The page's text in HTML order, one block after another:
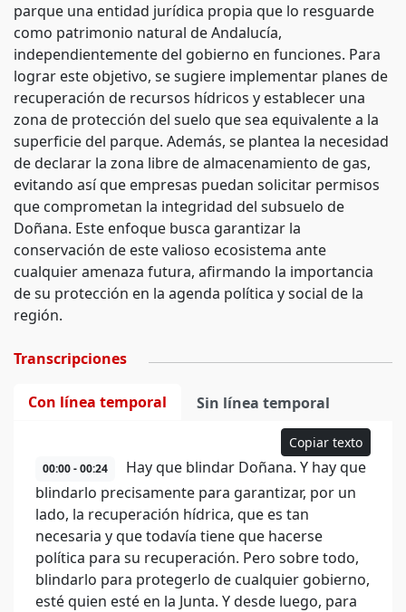
parque una entidad jurídica propia que lo resguarde
como patrimonio natural de Andalucía,
independientemente del gobierno en funciones. Para
lograr este objetivo, se sugiere implementar planes de
recuperación de recursos hídricos y establecer una
zona de protección del suelo que sea equivalente a la
superficie del parque. Además, se plantea la necesidad
de declarar la zona libre de almacenamiento de gas,
evitando así que empresas puedan solicitar permisos
que comprometan la integridad del subsuelo de
Doñana. Este enfoque busca garantizar la
conservación de este valioso ecosistema ante
cualquier amenaza futura, afirmando la importancia
de su protección en la agenda política y social de la
región.
Transcripciones
Con línea temporal Sin línea temporal
Copiar texto
00:00 - 00:24
Hay que blindar Doñana. Y hay que
blindarlo precisamente para garantizar, por un
lado, la recuperación hídrica, que es tan
necesaria y que todavía tiene que hacerse
política para su recuperación. Pero sobre todo,
blindarlo para protegerlo de cualquier gobierno,
esté quien esté en la Junta. Y desde luego, para